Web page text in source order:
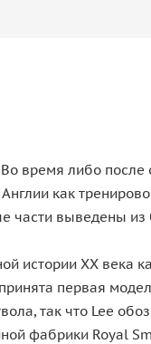
время либо
как
части выведены
истории ХХ века
первая
так что Lee
фабрики Royal